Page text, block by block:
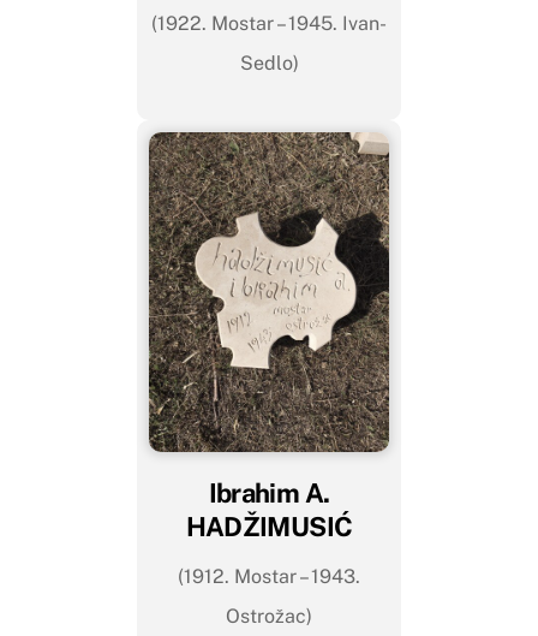
(1922. Mostar – 1945. Ivan-
Sedlo)
Ibrahim A.
HADŽIMUSIĆ
(1912. Mostar – 1943.
Ostrožac)